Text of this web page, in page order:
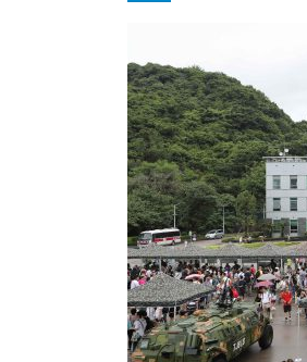
会长吴锡有出席
(深圳)乡村振兴
式
2023-12-18
向均羚：打破美西方政治
1210區議會選舉
2023-12-02
選舉日踴躍投票
2023-11-30